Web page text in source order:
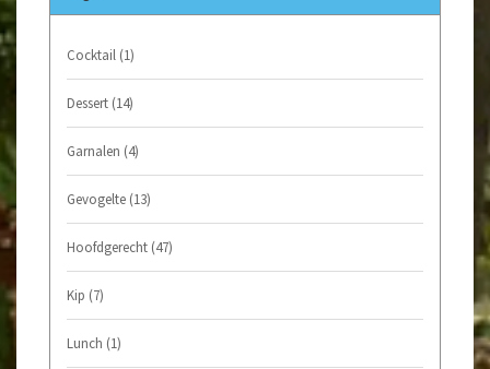
Cocktail (1)
Dessert (14)
Garnalen (4)
Gevogelte (13)
Hoofdgerecht (47)
Kip (7)
Lunch (1)